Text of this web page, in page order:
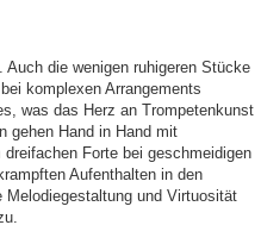
Auch die wenigen ruhigeren Stücke
komplexen Arrangements
was das Herz an Trompetenkunst
gehen Hand in Hand mit
Forte bei geschmeidigen
Aufenthalten in den
und Virtuosität